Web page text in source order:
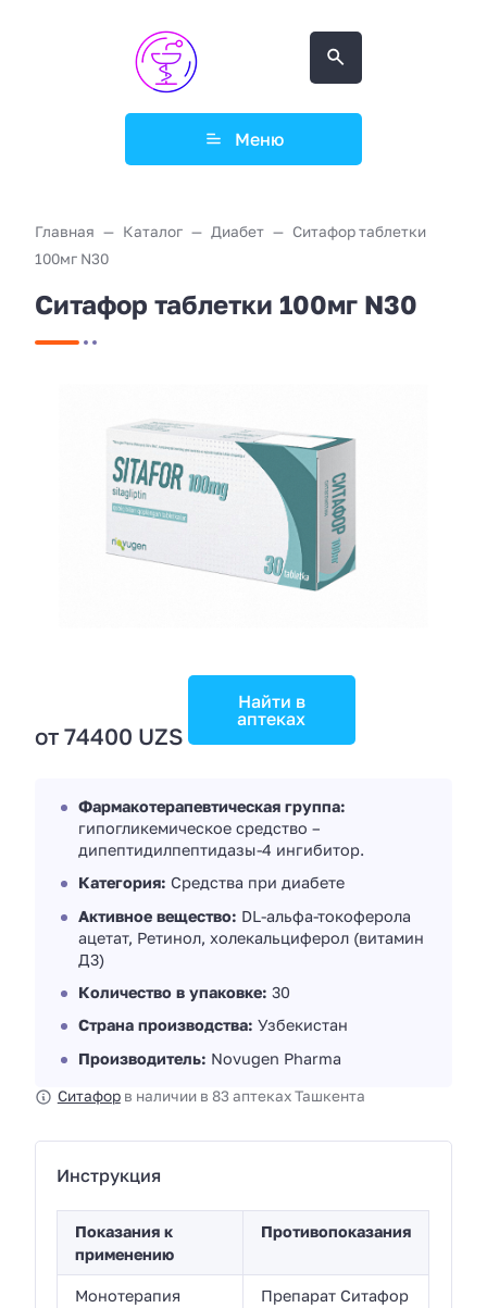
Меню
Главная Каталог Диабет
Ситафор таблетки
100мг N30
Ситафор таблетки 100мг N30
от 74400 UZS
Найти в
аптеках
Фармакотерапевтическая группа:
гипогликемическое средство –
дипептидилпептидазы-4 ингибитор.
Категория: Средства при диабете
Активное вещество: DL-альфа-токоферола
ацетат, Ретинол, холекальциферол (витамин
Д3)
Количество в упаковке: 30
Страна производства: Узбекистан
Производитель: Novugen Pharma
Ситафорв наличии в 83 аптеках Ташкента
Инструкция
Показания к
применению
Противопоказания
Монотерапия
Препарат Ситафор